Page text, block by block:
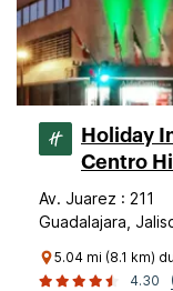
Holiday
Centro
Av. Juarez : 211
Guadalajara,
5.04 mi (8.1 km)
4.30